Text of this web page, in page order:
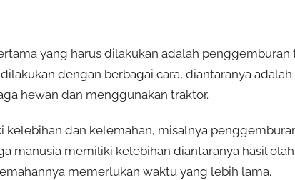
yang harus dilakukan adalah
dengan berbagai cara, diantaranya
hewan dan menggunakan traktor.
kelebihan dan kelemahan, misalnya
manusia memiliki kelebihan diantaranya hasil
memerlukan waktu yang lebih lama.